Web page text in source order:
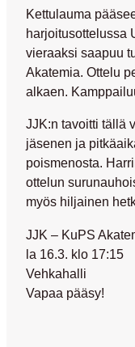
Kettulauma
harjoitusottelussa
vieraaksi saapuu
Akatemia. Ottelu
alkaen.
JJK:n tavoitti tällä
jäsenen ja
poismenosta.
ottelun
myös hiljainen
JJK – KuPS
la 16.3. klo 17:15
Vehkahalli
Vapaa pääsy!